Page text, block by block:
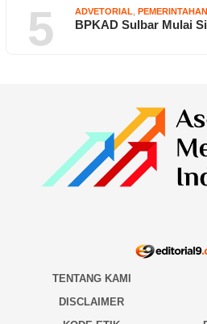
5 ADVETORIAL PEMERINTAHAN
BPKAD Sulbar Mulai
TENTANG KAMI
DISCLAIMER